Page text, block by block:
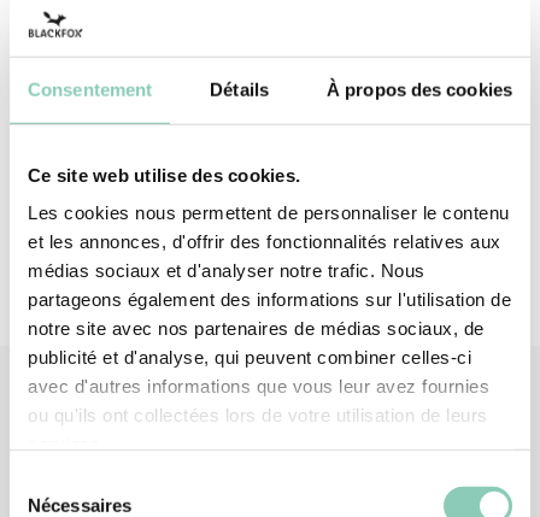
Consentement Détails À propos des cookies
Ce site web utilise des cookies.
Les cookies nous permettent de personnaliser le contenu
et les annonces, d'offrir des fonctionnalités relatives aux
médias sociaux et d'analyser notre trafic. Nous
partageons également des informations sur l'utilisation de
notre site avec nos partenaires de médias sociaux, de
publicité et d'analyse, qui peuvent combiner celles-ci
avec d'autres informations que vous leur avez fournies
ou qu'ils ont collectées lors de votre utilisation de leurs
Nécessaires
offrent une protection renforcée contre la
déchirure (4/4). À vos sécateurs !
Produits similaires